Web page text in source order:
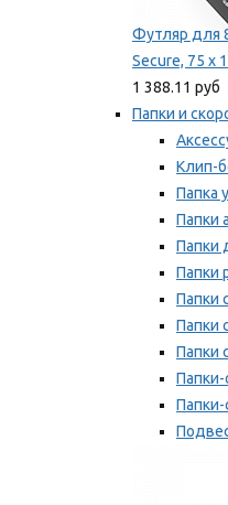
Футляр для
Secure, 75 х
1 388.11 руб
Папки и
Клип-
Папка
Папки
Папки
Папки
Папки
Папки
Папки
Папки-